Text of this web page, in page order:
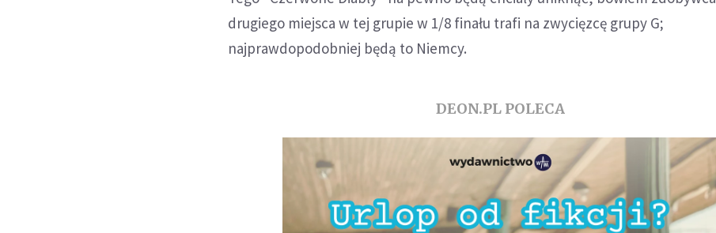
drugiego miejsca w tej grupie w 1/8 finału trafi na zwycięzcę grupy G;
najprawdopodobniej będą to Niemcy.
DEON.PL POLECA